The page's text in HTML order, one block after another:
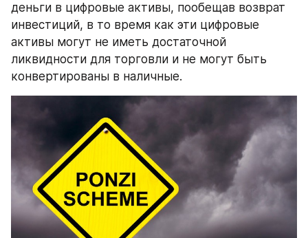
деньги в цифровые активы, пообещав возврат
инвестиций, в то время как эти цифровые
активы могут не иметь достаточной
ликвидности для торговли и не могут быть
конвертированы в наличные.